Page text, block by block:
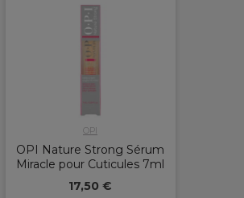
OPI
OPI Nature Strong Sérum
Miracle pour Cuticules 7ml
17,50 €